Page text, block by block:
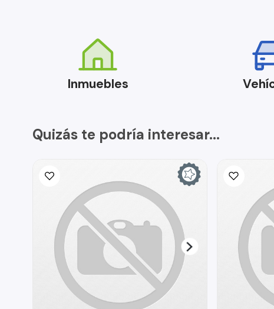
Inmuebles
Quizás te podría interesar...